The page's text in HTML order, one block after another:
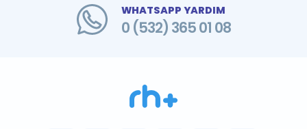
WHATSAPP YARDIM
0 (532) 365 01 08